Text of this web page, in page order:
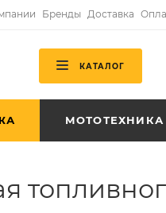
Бренды Доставка
КАТАЛОГ
МОТОТЕХНИКА